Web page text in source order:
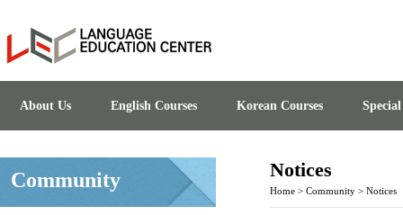
About Us English Courses Korean Courses
Community Notices
Home > Community > Notices